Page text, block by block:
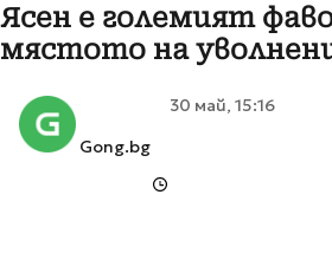
Ясен е големият
мястото на
Gong.bg
30 май, 15:16